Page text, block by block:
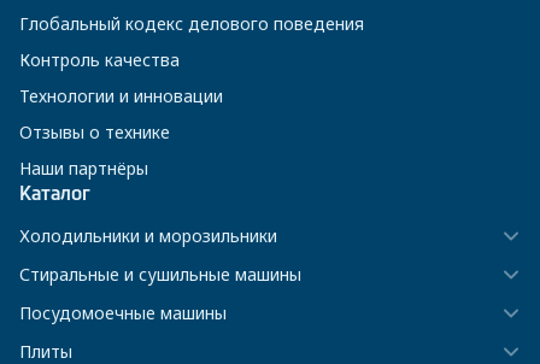
Глобальный кодекс делового поведения
Контроль качества
Технологии и инновации
Отзывы о технике
Наши партнёры
Каталог
Холодильники и морозильники
Стиральные и сушильные машины
Посудомоечные машины
Плиты